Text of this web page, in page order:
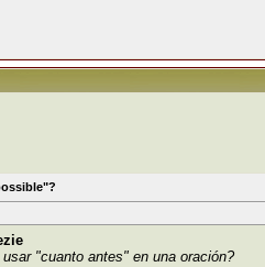
"cuanto antes" en una oración?